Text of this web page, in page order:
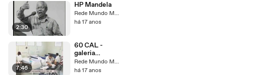
2:30
HP Mandela
Rede Mundo Maior
há 17 anos
7:46
60 CAL -
galeria
especiais
tvmm
Rede Mundo Maior
há 17 anos